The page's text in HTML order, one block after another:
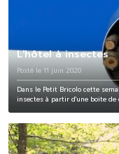
L'hôtel à insectes
Posté le 11 juin 2020
Dans le Petit Bricolo cette
insectes à partir d'une boite de